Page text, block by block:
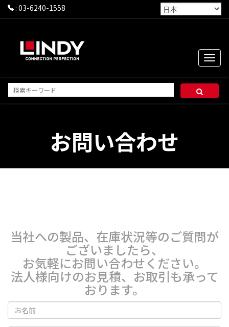
: 03-6240-1558
Toggle
お問い合わせ
当社への製品、在庫状況等のご質問が
ございましたら、
お気軽にお問い合わせください。
法人様向けのお見積、お取引も承って
おります。